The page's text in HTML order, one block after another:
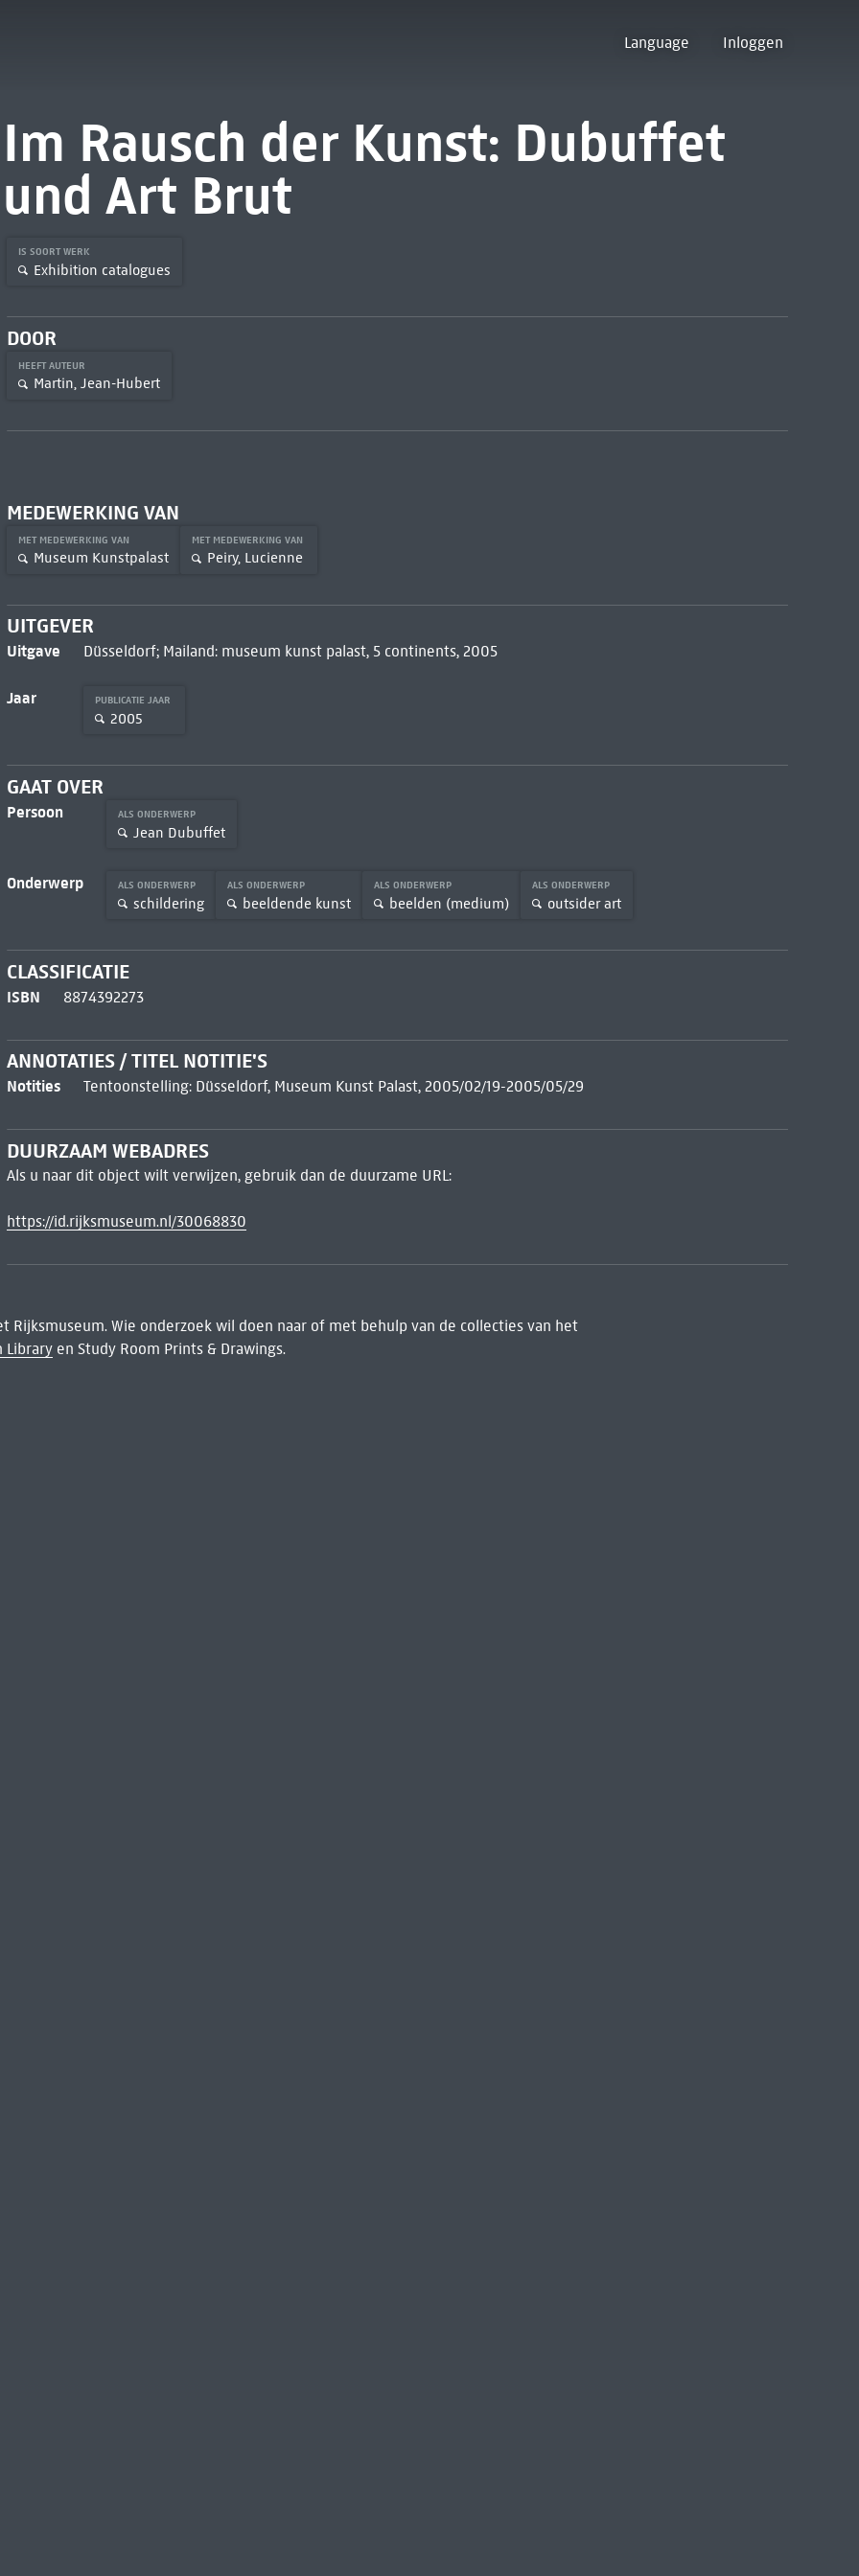
Language Inloggen
Im Rausch der Kunst: Dubuffet
und Art Brut
IS SOORT WERK
Exhibition catalogues
DOOR
HEEFT AUTEUR
Martin, Jean-Hubert
MEDEWERKING VAN
MET MEDEWERKING VAN
Museum Kunstpalast
MET MEDEWERKING VAN
Peiry, Lucienne
UITGEVER
Uitgave Düsseldorf; Mailand: museum kunst palast, 5 continents, 2005
Jaar PUBLICATIE JAAR
2005
GAAT OVER
Persoon ALS ONDERWERP
Jean Dubuffet
Onderwerp ALS ONDERWERP
schildering
ALS ONDERWERP
beeldende kunst
ALS ONDERWERP
beelden (medium)
ALS ONDERWERP
outsider art
CLASSIFICATIE
ISBN 8874392273
ANNOTATIES / TITEL NOTITIE'S
Notities Tentoonstelling: Düsseldorf, Museum Kunst Palast, 2005/02/19-2005/05/29
DUURZAAM WEBADRES
Als u naar dit object wilt verwijzen, gebruik dan de duurzame URL:
https://id.rijksmuseum.nl/30068830
Wie onderzoek wil doen naar of met behulp van de collecties van het
Libraryen Study Room Prints & Drawings.